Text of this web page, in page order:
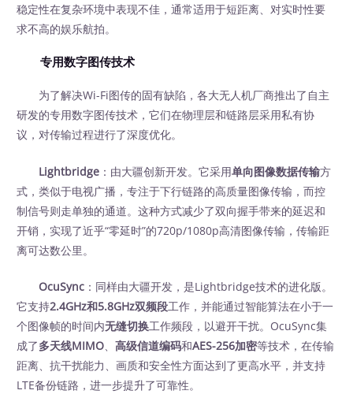
稳定性在复杂环境中表现不佳，通常适用于短距离、对实时性要
求不高的娱乐航拍。
专用数字图传技术
为了解决Wi-Fi图传的固有缺陷，各大无人机厂商推出了自主
研发的专用数字图传技术，它们在物理层和链路层采用私有协
议，对传输过程进行了深度优化。
Lightbridge ：由大疆创新开发。它采用单向图像数据传输方
式，类似于电视广播，专注于下行链路的高质量图像传输，而控
制信号则走单独的通道。这种方式减少了双向握手带来的延迟和
开销，实现了近乎“零延时”的720p/1080p高清图像传输，传输距
离可达数公里。
OcuSync ：同样由大疆开发，是Lightbridge技术的进化版。
它支持2.4GHz和5.8GHz双频段工作，并能通过智能算法在小于一
个图像帧的时间内无缝切换工作频段，以避开干扰。OcuSync集
成了多天线MIMO、高级信道编码和AES-256加密等技术，在传输
距离、抗干扰能力、画质和安全性方面达到了更高水平，并支持
LTE备份链路，进一步提升了可靠性。